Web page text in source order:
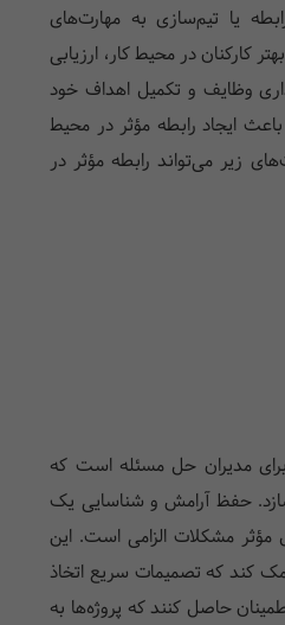
یا تیم‌سازی به مهارت‌های
کارکنان در محیط کار، ارزیابی
وظایف و تکمیل اهداف خود
ایجاد رابطه مؤثر در محیط
زیر می‌تواند رابطه مؤثر در
مدیران حل مسئله است که
حفظ آرامش و شناسایی یک
مؤثر مشکلات الزامی است. این
کند که تصمیمات سریع اتخاذ
حاصل کنند که پروژه‌ها به